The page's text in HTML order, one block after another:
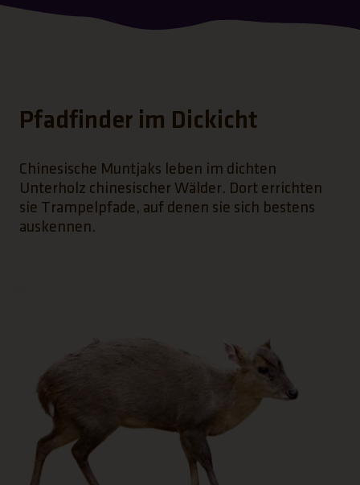
Pfadfinder im Dickicht
Chinesische Muntjaks leben im dichten
Unterholz chinesischer Wälder. Dort errichten
sie Trampelpfade, auf denen sie sich bestens
auskennen.